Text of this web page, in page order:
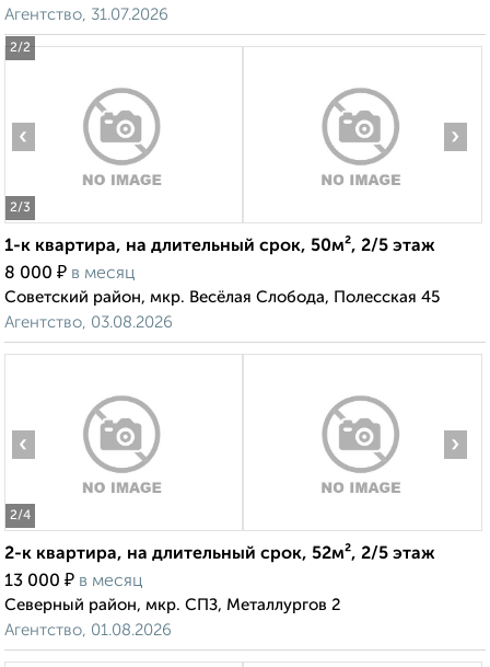
2/2
Агентство, 31.07.2026
2/3
‹ ›
1-к квартира, на длительный срок, 50м², 2/5 этаж
8 000 ₽ в месяц
Советский район, мкр. Весёлая Слобода, Полесская 45
Агентство, 03.08.2026
2/4
‹ ›
2-к квартира, на длительный срок, 52м², 2/5 этаж
13 000 ₽ в месяц
Северный район, мкр. СПЗ, Металлургов 2
Агентство, 01.08.2026